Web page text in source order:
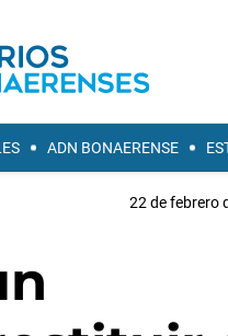
ADN BONAERENSE
22 de febrero